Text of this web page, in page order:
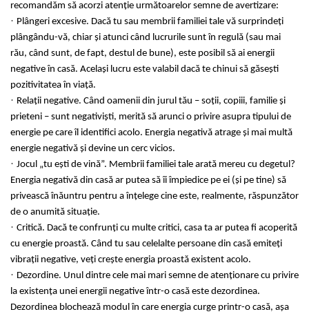
Produse
Termeni si Conditii
Boluri Tibetane
Accesorii
Produse
recomandăm să acorzi atenție următoarelor semne de avertizare:
· Plângeri excesive. Dacă tu sau membrii familiei tale vă surprindeți
plângându-vă, chiar și atunci când lucrurile sunt în regulă (sau mai
rău, când sunt, de fapt, destul de bune), este posibil să ai energii
negative în casă. Același lucru este valabil dacă te chinui să găsești
pozitivitatea în viață.
· Relații negative. Când oamenii din jurul tău – soții, copiii, familie și
prieteni – sunt negativiști, merită să arunci o privire asupra tipului de
energie pe care îl identifici acolo. Energia negativă atrage și mai multă
energie negativă și devine un cerc vicios.
· Jocul „tu ești de vină”. Membrii familiei tale arată mereu cu degetul?
Energia negativă din casă ar putea să îi împiedice pe ei (și pe tine) să
privească înăuntru pentru a înțelege cine este, realmente, răspunzător
de o anumită situație.
· Critică. Dacă te confrunți cu multe critici, casa ta ar putea fi acoperită
cu energie proastă. Când tu sau celelalte persoane din casă emiteți
vibrații negative, veți crește energia proastă existent acolo.
· Dezordine. Unul dintre cele mai mari semne de atenționare cu privire
la existența unei energii negative într-o casă este dezordinea.
Dezordinea blochează modul în care energia curge printr-o casă, așa